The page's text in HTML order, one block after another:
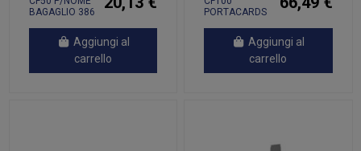
BAGAGLIO 386
Aggiungi al
carrello
PORTACARDS
Aggiungi al
carrello